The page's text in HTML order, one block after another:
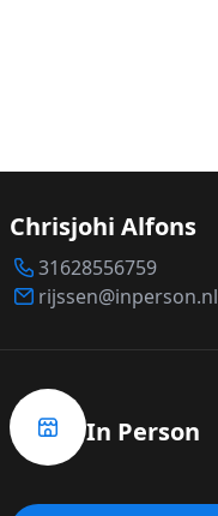
Chrisjohi Alfons
31628556759
rijssen@inperson.nl
In Person